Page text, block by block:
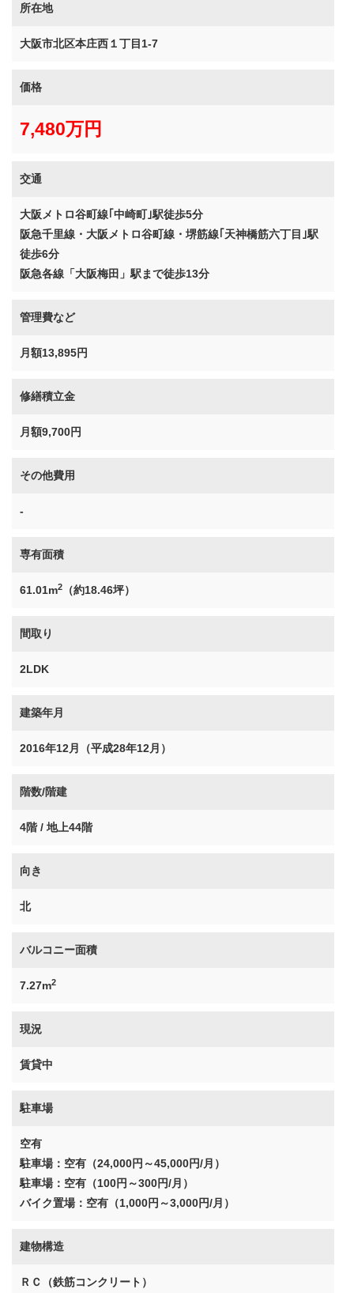
所在地
大阪市北区本庄西１丁目1-7
価格
7,480万円
交通
大阪メトロ谷町線｢中崎町｣駅徒歩5分
阪急千里線・大阪メトロ谷町線・堺筋線｢天神橋筋六丁目｣駅
徒歩6分
阪急各線「大阪梅田」駅まで徒歩13分
管理費など
月額13,895円
修繕積立金
月額9,700円
その他費用
-
専有面積
61.01m2 （約18.46坪）
間取り
2LDK
建築年月
2016年12月（平成28年12月）
階数/階建
4階 / 地上44階
向き
北
バルコニー面積
7.27m2
現況
賃貸中
駐車場
空有
駐車場：空有（24,000円～45,000円/月）
駐車場：空有（100円～300円/月）
バイク置場：空有（1,000円～3,000円/月）
建物構造
ＲＣ（鉄筋コンクリート）